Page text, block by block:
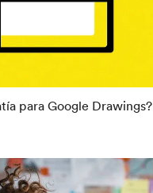
para Google Drawings?